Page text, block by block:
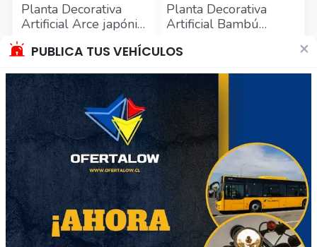
PUBLICA TUS VEHÍCULOS ×
Planta Decorativa
Artificial Arce japónico
180cm
$76.990
Producto Nuevo
Planta Decorativa
Artificial Bambú
$64.990